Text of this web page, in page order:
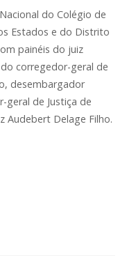
do Colégio de
Estados e do Distrito
painéis do juiz
corregedor-geral de
desembargador
geral de Justiça de
Audebert Delage Filho.